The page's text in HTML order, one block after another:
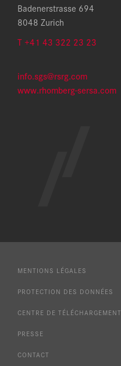
Badenerstrasse 694
8048 Zurich
T +41 43 322 23 23
info.sgs@rsrg.com
www.rhomberg-sersa.com
MENTIONS LÉGALES
PROTECTION DES DONNÉES
CENTRE DE TÉLÉCHARGEMENT
PRESSE
CONTACT